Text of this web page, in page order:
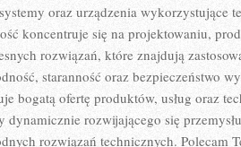
oraz urządzenia wykorzystujące
koncentruje się na projektowaniu,
rozwiązań, które znajdują
staranność oraz bezpieczeństwo
bogatą ofertę produktów, usług oraz
dynamicznie rozwijającego się
rozwiązań technicznych. Polecam